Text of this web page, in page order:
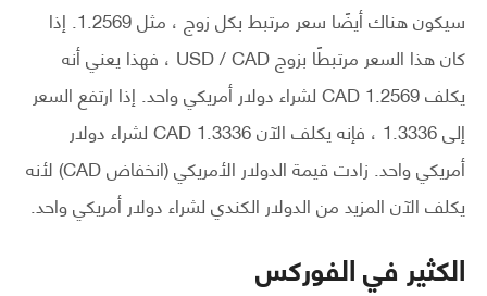
سيكون هناك أيضًا سعر مرتبط بكل زوج ، مثل 1.2569. إذا
كان هذا السعر مرتبطًا بزوج USD / CAD ، فهذا يعني أنه
يكلف 1.2569 CAD لشراء دولار أمريكي واحد. إذا ارتفع السعر
إلى 1.3336 ، فإنه يكلف الآن 1.3336 CAD لشراء دولار
أمريكي واحد. زادت قيمة الدولار الأمريكي (انخفاض CAD) لأنه
يكلف الآن المزيد من الدولار الكندي لشراء دولار أمريكي واحد.
الكثير في الفوركس